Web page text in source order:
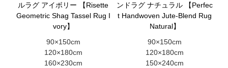
ルラグ アイボリー 【Risette
Geometric Shag Tassel Rug I
vory】
90×150cm
120×180cm
160×230cm
ンドラグ ナチュラル 【Perfec
t Handwoven Jute-Blend Rug
Natural】
90×150cm
120×180cm
150×240cm